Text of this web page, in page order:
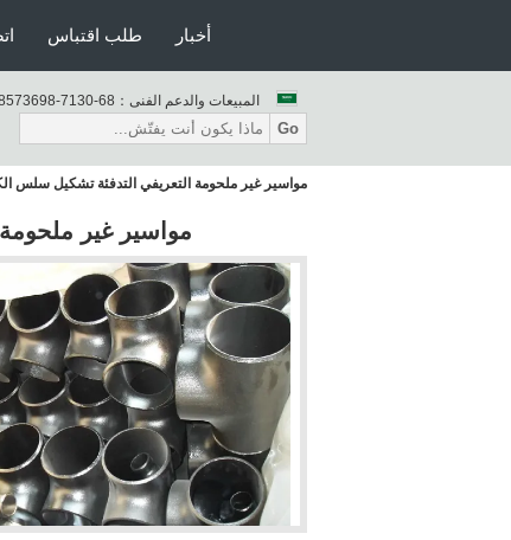
طلب اقتباس أخبار
المبيعات والدعم الفنى： 0317-8963758
Go
مواسير غير ملحومة التعريفي التدفئة تشكيل سلس
مواسير غير